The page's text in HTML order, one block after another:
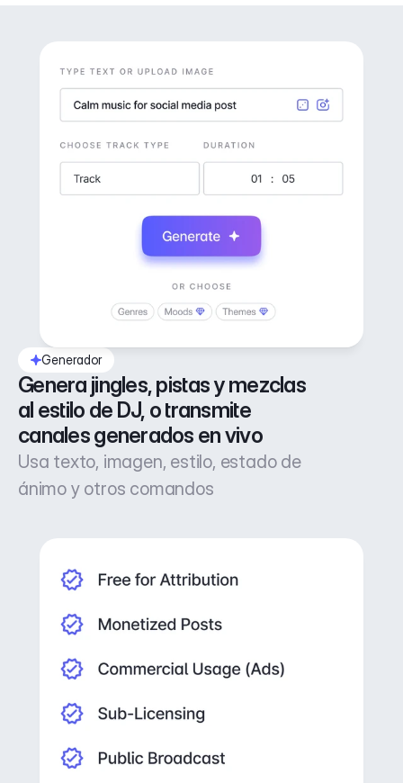
Generador
Genera jingles, pistas y mezclas
al estilo de DJ, o transmite
canales generados en vivo
Usa texto, imagen, estilo, estado de
ánimo y otros comandos